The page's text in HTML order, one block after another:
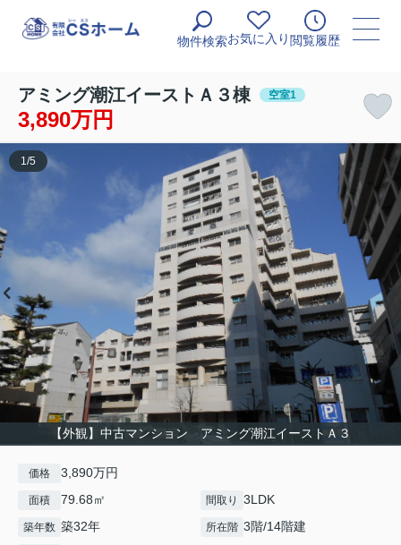
物件検索お気に入り 閲覧履歴
アミング潮江イーストＡ３棟 空室1
3,890万円
【外観】中古マンション アミング潮江イーストＡ３
1 /5
価格 3,890万円
面積 79.68㎡ 間取り 3LDK
築年数 築32年 所在階 3階/14階建